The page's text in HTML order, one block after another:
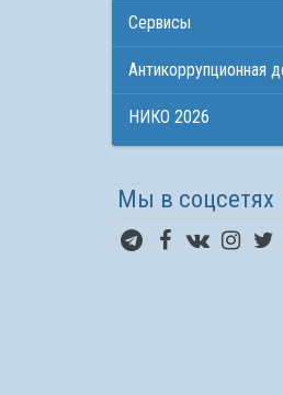
Сервисы
Антикоррупционная
НИКО 2026
Мы в соцсетях